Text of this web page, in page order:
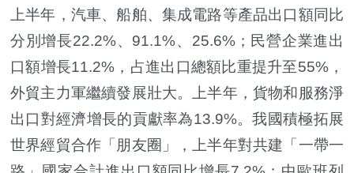
上半年，汽車、船舶、集成電路等產品出口額同比
分別增長22.2%、91.1%、25.6%；民營企業進出
口額增長11.2%，占進出口總額比重提升至55%，
外貿主力軍繼續發展壯大。上半年，貨物和服務淨
出口對經濟增長的貢獻率為13.9%。我國積極拓展
世界經貿合作「朋友圈」，上半年對共建「一帶一